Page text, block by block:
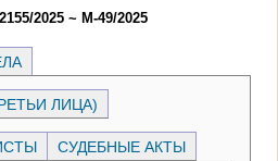
2025 ~ М-49/2025
ЛИЦА)
СУДЕБНЫЕ АКТЫ